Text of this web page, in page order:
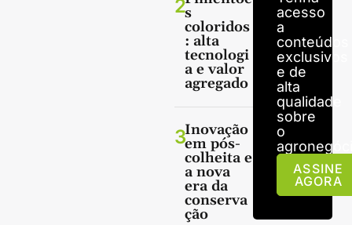
2s
coloridos
: alta
tecnologi
a e valor
agregado
3Inovação
em pós-
colheita e
a nova
era da
conserva
ção
acesso
a
conteúdos
exclusivos
e de
alta
qualidade
sobre
o
ASSINE
AGORA